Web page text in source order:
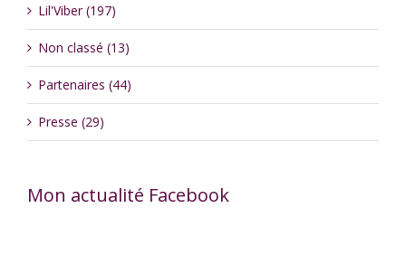
Lil'Viber (197)
Non classé (13)
Partenaires (44)
Presse (29)
Mon actualité Facebook